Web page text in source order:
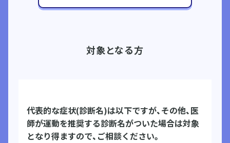
対象となる方
代表的な症状(診断名)は以下ですが、その他、医
師が運動を推奨する診断名がついた場合は対象
となり得ますので、ご相談ください。